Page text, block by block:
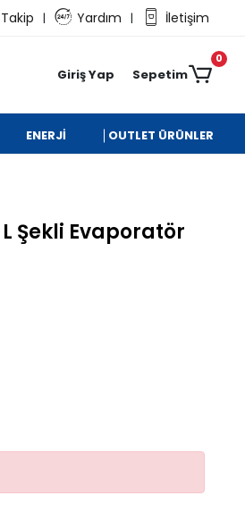
| Yardım | İletişim
Giriş Yap Sepetim
0
ENERJİ OUTLET ÜRÜNLER
Şekli Evaporatör